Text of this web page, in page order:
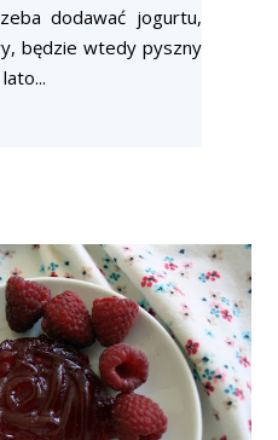
dodawać jogurtu,
będzie wtedy pyszny